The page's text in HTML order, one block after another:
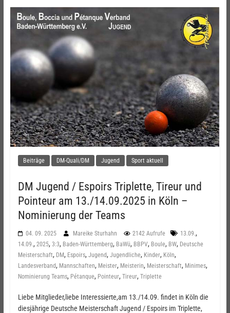
Beiträge DM-Quali/DM Jugend Sport aktuell
DM Jugend / Espoirs Triplette, Tireur und
Pointeur am 13./14.09.2025 in Köln –
Nominierung der Teams
04. 09. 2025 Mareike Sturhahn 2142 Aufrufe 13.09.,
14.09., 2025, 3:3, Baden-Württemberg, BaWü, BBPV, Boule, BW, Deutsche
Meisterschaft, DM, Espoirs, Jugend, Jugendliche, Kinder, Köln,
Landesverband, Mannschaften, Meister, Meisterin, Meisterschaft, Minimes,
Nominierung Teams, Pétanque, Pointeur, Tireur, Triplette
Liebe Mitglieder,liebe Interessierte,am 13./14.09. findet in Köln die
diesjährige Deutsche Meisterschaft Jugend / Espoirs im Triplette,